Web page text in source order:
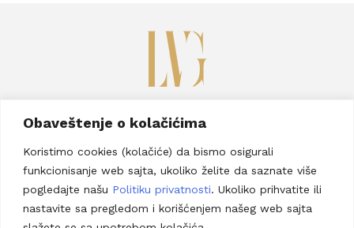
Obaveštenje o kolačićima
Koristimo cookies (kolačiće) da bismo osigurali
funkcionisanje web sajta, ukoliko želite da saznate više
pogledajte našu Politiku privatnosti. Ukoliko prihvatite ili
nastavite sa pregledom i korišćenjem našeg web sajta
Email adresa:lucija@vraneseviclaw.com
Prijavi se za newsletter